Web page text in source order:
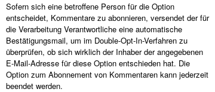
Sofern sich eine betroffene Person für die Option
entscheidet, Kommentare zu abonnieren, versendet der für
die Verarbeitung Verantwortliche eine automatische
Bestätigungsmail, um im Double-Opt-In-Verfahren zu
überprüfen, ob sich wirklich der Inhaber der angegebenen
E-Mail-Adresse für diese Option entschieden hat. Die
Option zum Abonnement von Kommentaren kann jederzeit
beendet werden.